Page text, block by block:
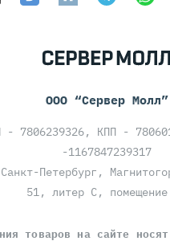
ООО “Сервер Молл”
- 7806239326, КПП -
-1167847239317
Петербург,
51, литер С,
товаров на сайте